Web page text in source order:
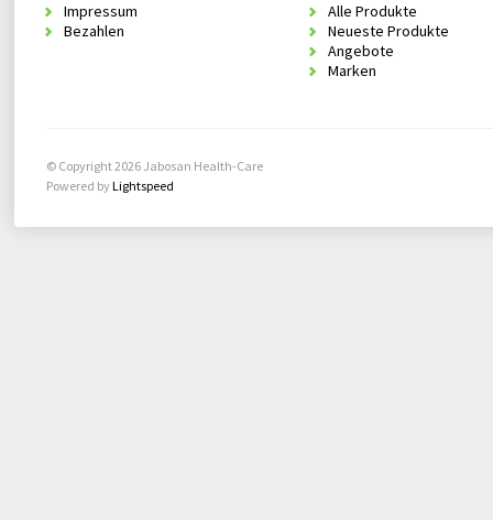
Impressum
Bezahlen
Alle Produkte
Neueste Produkte
Angebote
Marken
© Copyright 2026 Jabosan Health-Care
Powered byLightspeed